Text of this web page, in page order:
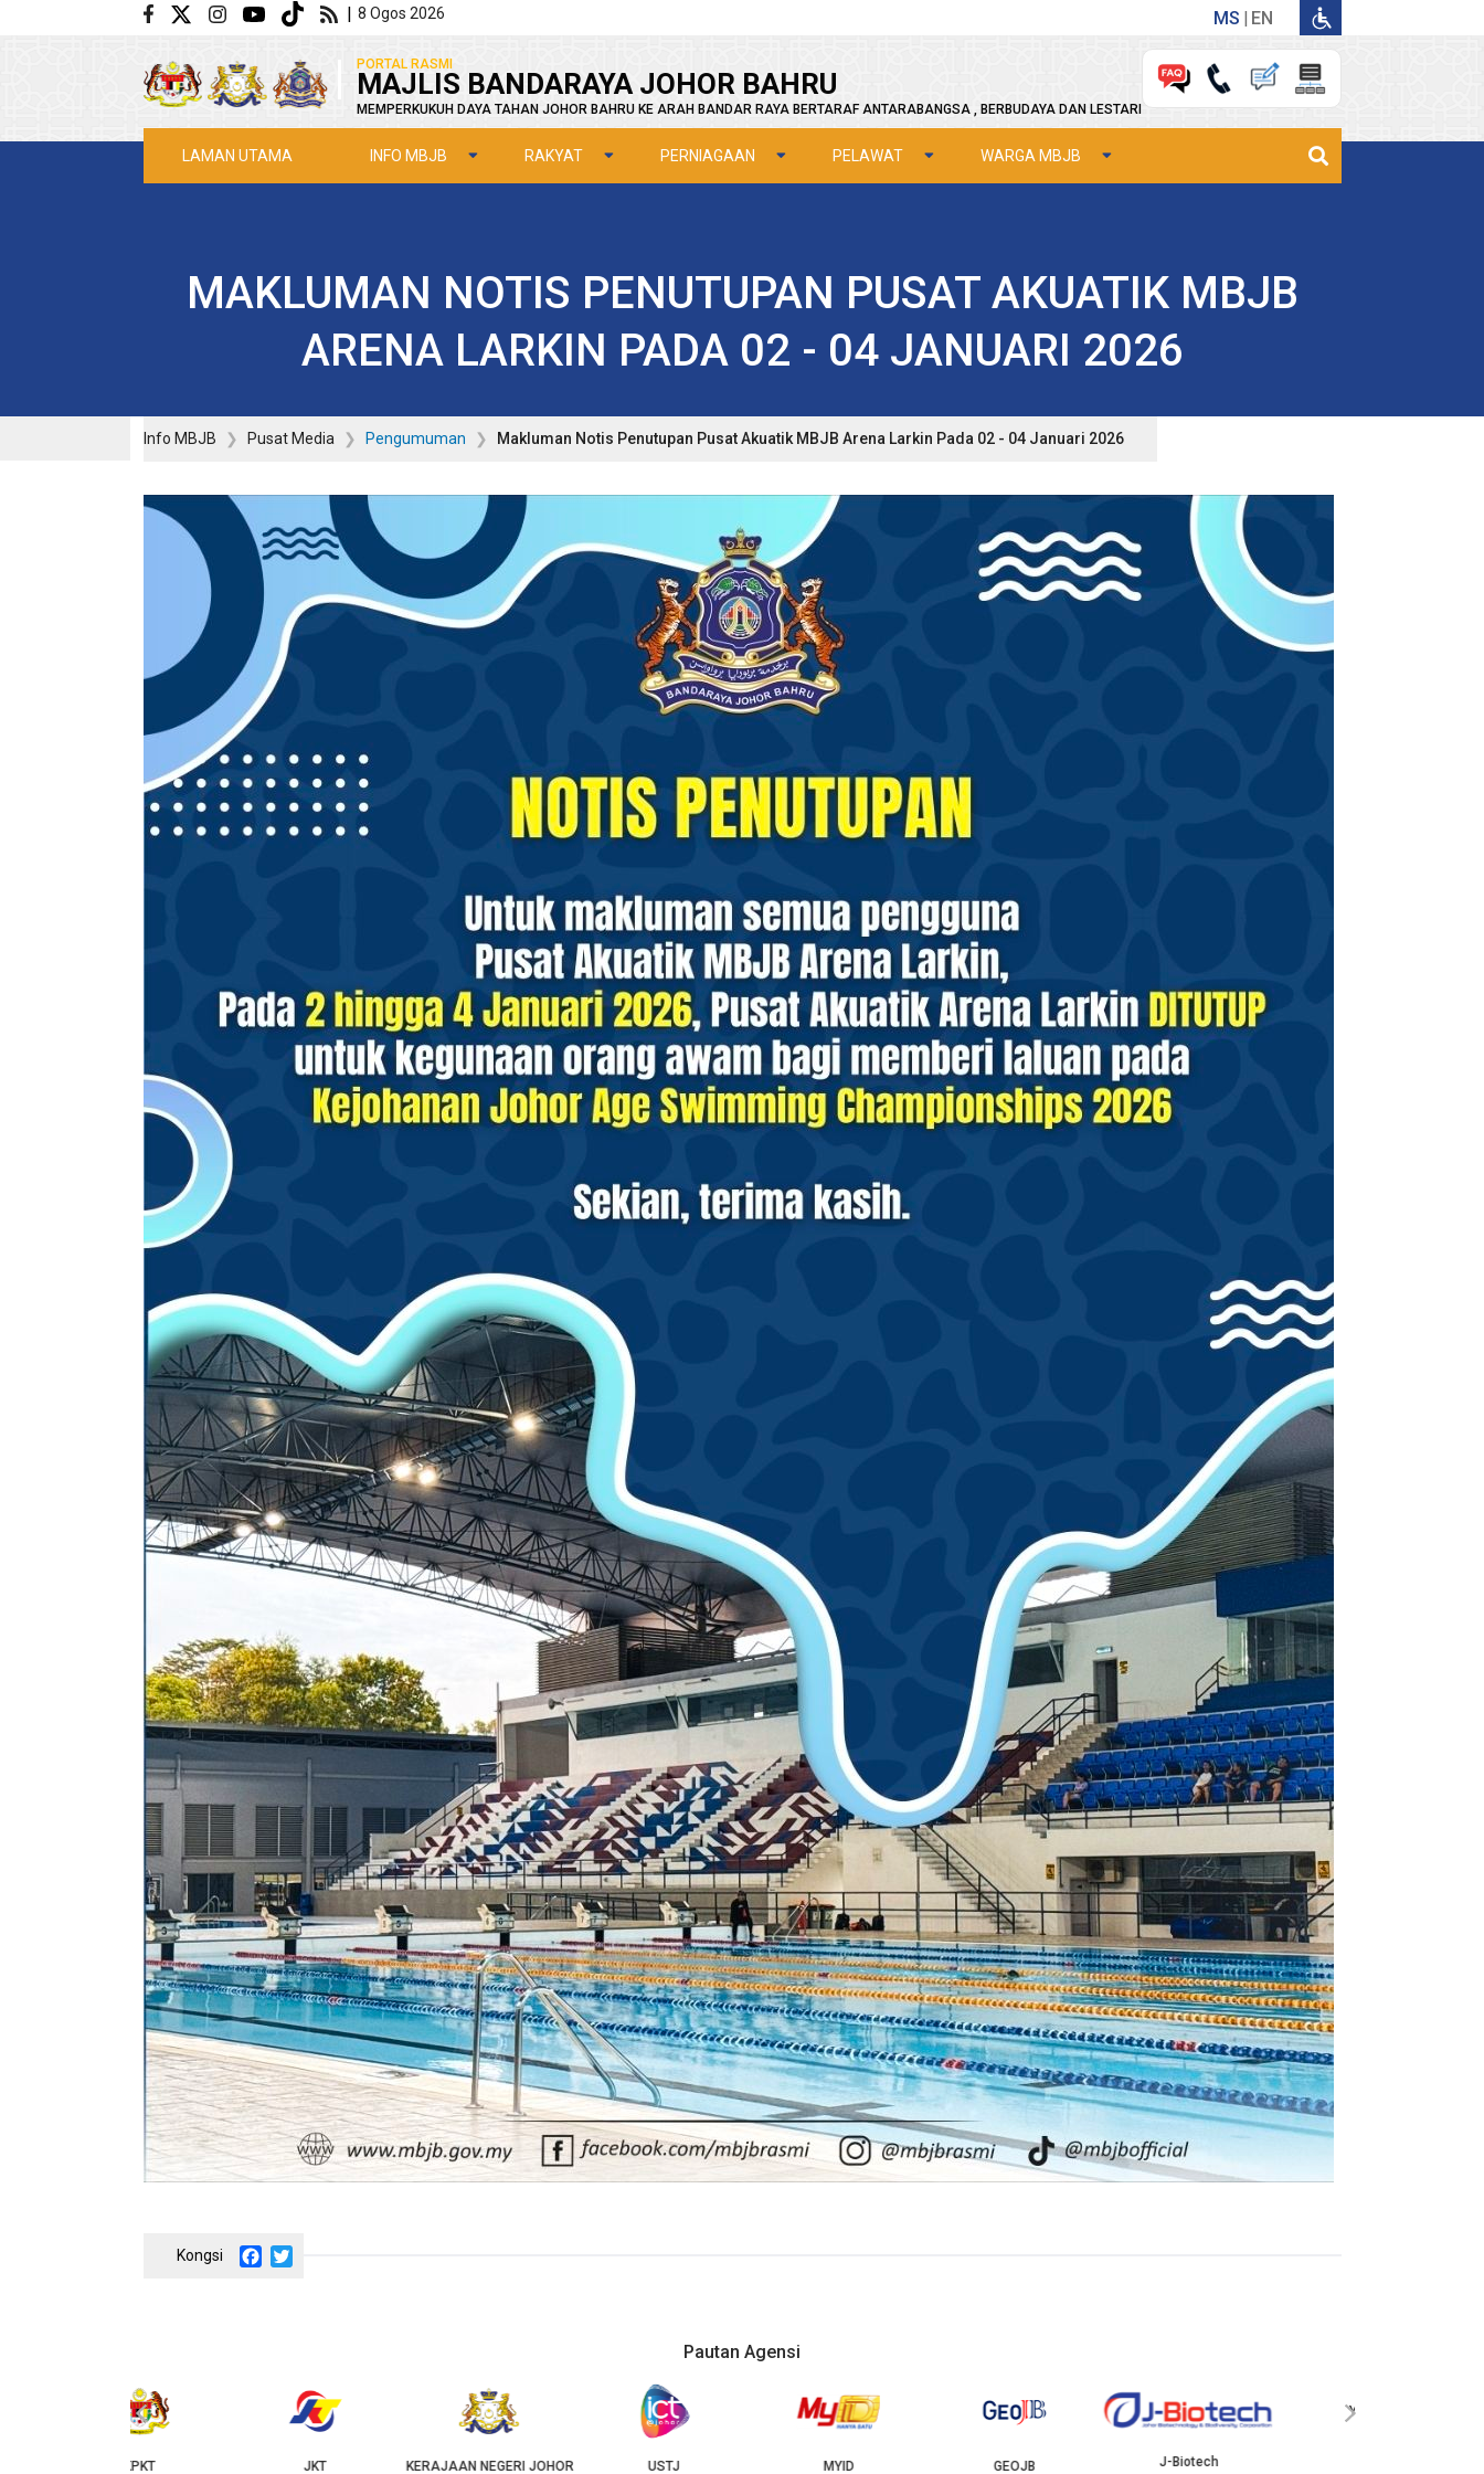
Langkau ke kandungan utama | 8 Ogos 2026 MS EN
PORTAL RASMI
MAJLIS BANDARAYA JOHOR BAHRU
MEMPERKUKUH DAYA TAHAN JOHOR BAHRU KE ARAH BANDAR RAYA BERTARAF ANTARABANGSA , BERBUDAYA DAN LESTARI
LAMAN UTAMA INFO MBJB RAKYAT PERNIAGAAN PELAWAT WARGA MBJB
MAKLUMAN NOTIS PENUTUPAN PUSAT AKUATIK MBJB
ARENA LARKIN PADA 02 - 04 JANUARI 2026
Info MBJB Pusat Media Pengumuman Makluman Notis Penutupan Pusat Akuatik MBJB Arena Larkin Pada 02 - 04 Januari 2026
Facebook
Twitter
Pautan Agensi
KERAJAAN NEGERI JOHOR USTJ
YBJB
‹ ›